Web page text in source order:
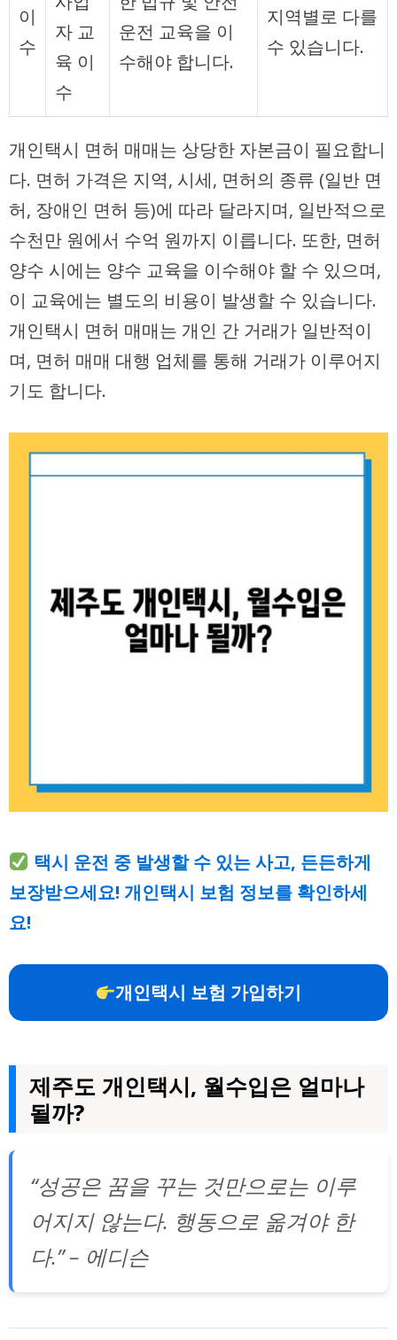
이
수
자 교
육 이
수
운전 교육을 이
수해야 합니다.
지역별로 다를
수 있습니다.
개인택시 면허 매매는 상당한 자본금이 필요합니
다. 면허 가격은 지역, 시세, 면허의 종류 (일반 면
허, 장애인 면허 등)에 따라 달라지며, 일반적으로
수천만 원에서 수억 원까지 이릅니다. 또한, 면허
양수 시에는 양수 교육을 이수해야 할 수 있으며,
이 교육에는 별도의 비용이 발생할 수 있습니다.
개인택시 면허 매매는 개인 간 거래가 일반적이
며, 면허 매매 대행 업체를 통해 거래가 이루어지
기도 합니다.
택시 운전 중 발생할 수 있는 사고, 든든하게
보장받으세요! 개인택시 보험 정보를 확인하세
요!
개인택시 보험 가입하기
제주도 개인택시, 월수입은 얼마나
될까?
“성공은 꿈을 꾸는 것만으로는 이루
어지지 않는다. 행동으로 옮겨야 한
다.” – 에디슨